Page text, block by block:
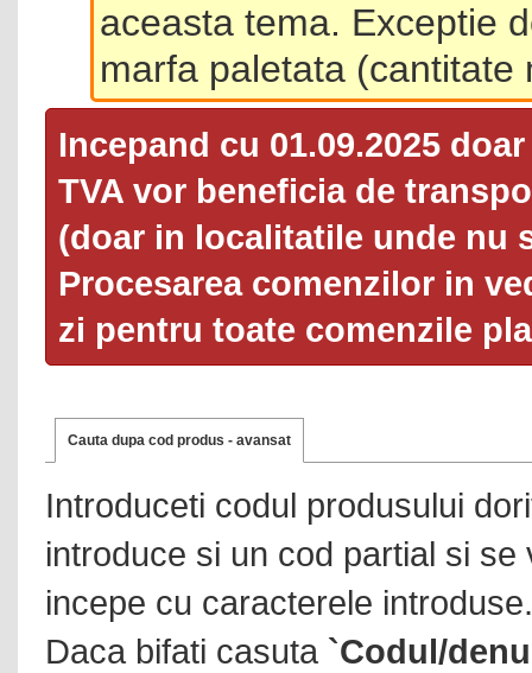
aceasta tema. Exceptie
marfa paletata (cantitate
Incepand cu 01.09.2025
TVA vor beneficia de
(doar in localitatile unde nu
Procesarea comenzilor in
zi pentru toate comenzile
Cauta dupa cod produs - avansat
Introduceti codul produsului
introduce si un cod partial si
incepe cu caracterele introduse.
Daca bifati casuta `Codul/